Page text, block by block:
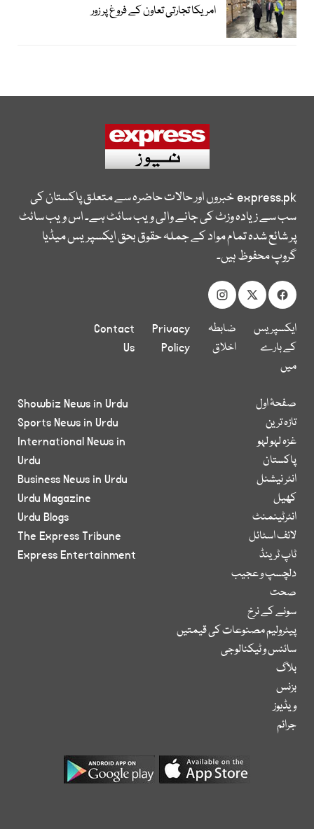
امریکا تجارتی تعاون کے فروغ پر زور
express.pkخبروں اور حالات حاضرہ سے متعلق پاکستان کی
سب سے زیادہ وزٹ کی جانے والی ویب سائٹ ہے۔ اس ویب سائٹ
پر شائع شدہ تمام مواد کے جملہ حقوق بحق ایکسپریس میڈیا
گروپ محفوظ ہیں۔
ایکسپریس
کے بارے
میں
ضابطہ
اخلاق
Privacy
Policy
Contact
Us
صفحۂ اول
تازہ ترین
غزہ لہو لہو
پاکستان
انٹر نیشنل
کھیل
انٹرٹینمنٹ
لائف اسٹائل
ٹاپ ٹرینڈ
دلچسپ و عجیب
صحت
سونے کے نرخ
پیٹرولیم مصنوعات کی قیمتیں
سائنس و ٹیکنالوجی
بلاگ
بزنس
ویڈیوز
جرائم
Showbiz News in Urdu
Sports News in Urdu
International News in
Urdu
Business News in Urdu
Urdu Magazine
Urdu Blogs
The Express Tribune
Express Entertainment